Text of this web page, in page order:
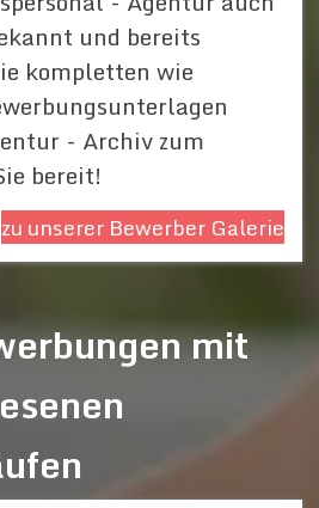
und bereits
kompletten wie
- Archiv zum
bereit!
zu unserer Bewerber Galerie
mit